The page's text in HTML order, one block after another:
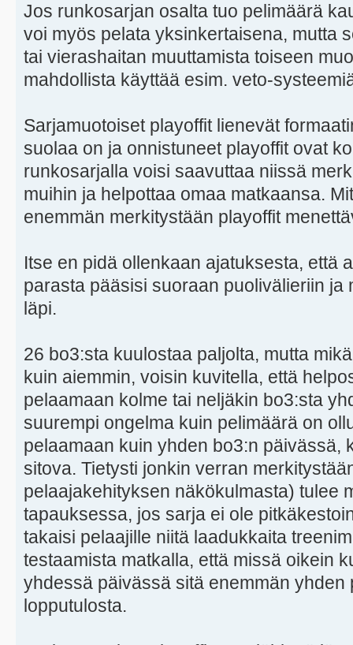
Jos runkosarjan osalta tuo pelimäärä
voi myös pelata yksinkertaisena, mutta
tai vierashaitan muuttamista toiseen
mahdollista käyttää esim. veto-
Sarjamuotoiset playoffit lienevät
suolaa on ja onnistuneet playoffit ovat
runkosarjalla voisi saavuttaa niissä
muihin ja helpottaa omaa matkaansa.
enemmän merkitystään playoffit
Itse en pidä ollenkaan ajatuksesta, että
parasta pääsisi suoraan puolivälieriin ja
läpi.
26 bo3:sta kuulostaa paljolta, mutta
kuin aiemmin, voisin kuvitella, että
pelaamaan kolme tai neljäkin bo3:sta
suurempi ongelma kuin pelimäärä on
pelaamaan kuin yhden bo3:n päivässä,
sitova. Tietysti jonkin verran
pelaajakehityksen näkökulmasta) tulee
tapauksessa, jos sarja ei ole
takaisi pelaajille niitä laadukkaita
testaamista matkalla, että missä oikein
yhdessä päivässä sitä enemmän yhden
lopputulosta.